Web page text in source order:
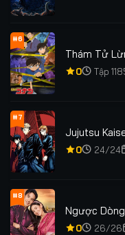
#6
Thám Tử
0 Tập
#7
Jujutsu
0 24/24
#8
Ngược
0 26/26